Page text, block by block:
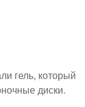
гель, который
диски.